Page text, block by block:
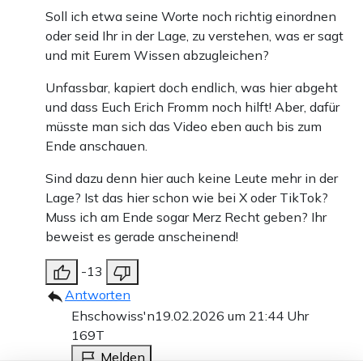
Soll ich etwa seine Worte noch richtig einordnen
oder seid Ihr in der Lage, zu verstehen, was er sagt
und mit Eurem Wissen abzugleichen?
Unfassbar, kapiert doch endlich, was hier abgeht
und dass Euch Erich Fromm noch hilft! Aber, dafür
müsste man sich das Video eben auch bis zum
Ende anschauen.
Sind dazu denn hier auch keine Leute mehr in der
Lage? Ist das hier schon wie bei X oder TikTok?
Muss ich am Ende sogar Merz Recht geben? Ihr
beweist es gerade anscheinend!
-13
Antworten
Ehschowiss'n19.02.2026 um 21:44 Uhr
169T
Melden